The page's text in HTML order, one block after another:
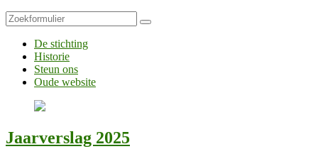
Zoeken
De stichting
Historie
Steun ons
Oude website
Jaarverslag 2025